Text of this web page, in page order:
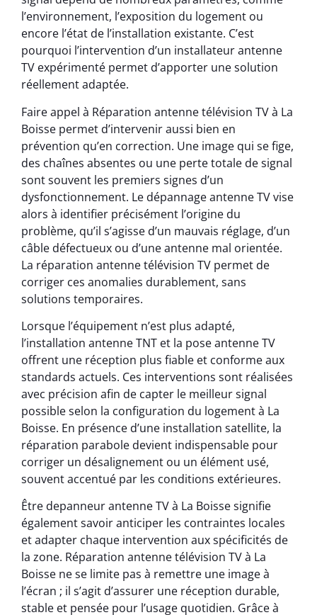
l’environnement, l’exposition du logement ou
encore l’état de l’installation existante. C’est
pourquoi l’intervention d’un installateur antenne
TV expérimenté permet d’apporter une solution
réellement adaptée.
Faire appel à Réparation antenne télévision TV à La
Boisse permet d’intervenir aussi bien en
prévention qu’en correction. Une image qui se fige,
des chaînes absentes ou une perte totale de signal
sont souvent les premiers signes d’un
dysfonctionnement. Le dépannage antenne TV vise
alors à identifier précisément l’origine du
problème, qu’il s’agisse d’un mauvais réglage, d’un
câble défectueux ou d’une antenne mal orientée.
La réparation antenne télévision TV permet de
corriger ces anomalies durablement, sans
solutions temporaires.
Lorsque l’équipement n’est plus adapté,
l’installation antenne TNT et la pose antenne TV
offrent une réception plus fiable et conforme aux
standards actuels. Ces interventions sont réalisées
avec précision afin de capter le meilleur signal
possible selon la configuration du logement à La
Boisse. En présence d’une installation satellite, la
réparation parabole devient indispensable pour
corriger un désalignement ou un élément usé,
souvent accentué par les conditions extérieures.
Être depanneur antenne TV à La Boisse signifie
également savoir anticiper les contraintes locales
et adapter chaque intervention aux spécificités de
la zone. Réparation antenne télévision TV à La
Boisse ne se limite pas à remettre une image à
l’écran ; il s’agit d’assurer une réception durable,
stable et pensée pour l’usage quotidien. Grâce à